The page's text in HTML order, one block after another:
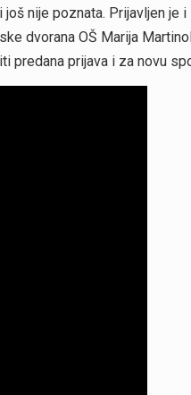
nije poznata. Prijavljen
dvorana OŠ Marija
predana prijava i za novu